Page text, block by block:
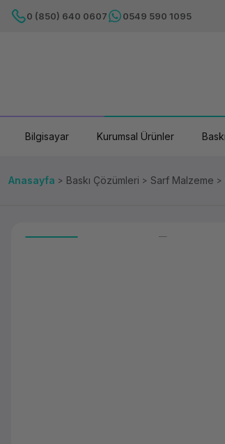
0 (850) 640 0607 0549 590 1095
Bilgisayar Kurumsal Ürünler
Anasayfa Baskı Çözümleri Sarf Malzeme